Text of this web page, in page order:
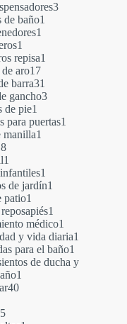
productos
33
de baño1
1
1
producto
repisa1
aro1717
productos
barra31
productos
gancho33
de pie1
producto
para puertas1
manilla1
18
productos
1
producto1
producto
de jardín1
patio1
producto
1
producto
médico1
producto
y vida diaria1
para el baño1
producto
de ducha y
1
4040
55